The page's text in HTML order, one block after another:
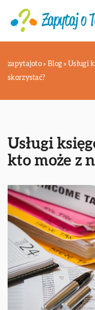
zapytajoto » Blog » Usługi
skorzystać?
Usługi
kto może z